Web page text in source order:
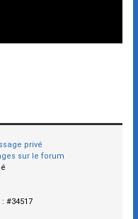
privé
sur le forum
: #34517